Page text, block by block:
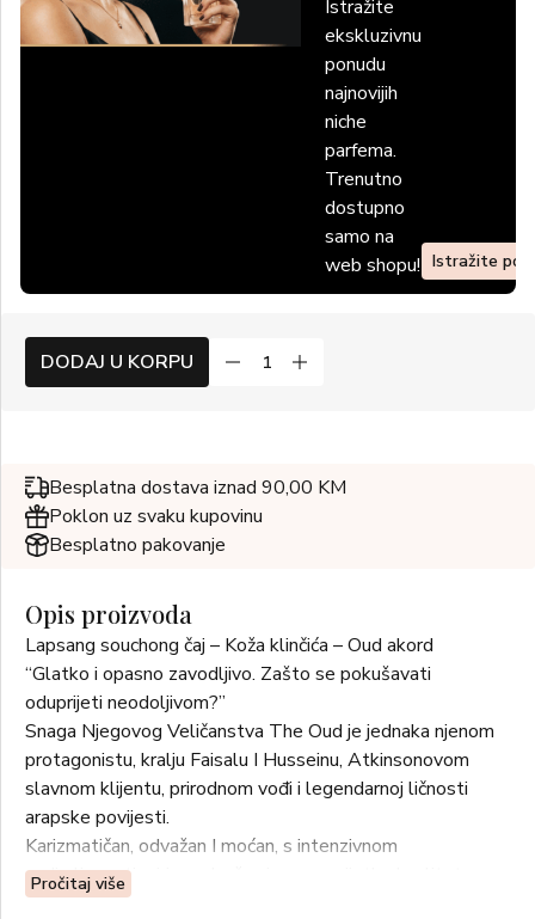
Istražite
ekskluzivnu
ponudu
najnovijih
niche
parfema.
Trenutno
dostupno
samo na
web shopu! Istražite
DODAJ U KORPU
Besplatna dostava iznad 90,00 KM
Poklon uz svaku kupovinu
Besplatno pakovanje
Opis proizvoda
Lapsang souchong čaj – Koža klinčića – Oud akord
“Glatko i opasno zavodljivo. Zašto se pokušavati
oduprijeti neodoljivom?”
Snaga Njegovog Veličanstva The Oud je jednaka njenom
protagonistu, kralju Faisalu I Husseinu, Atkinsonovom
slavnom klijentu, prirodnom vođi i legendarnoj ličnosti
arapske povijesti.
Karizmatičan, odvažan I moćan, s intenzivnom
zadimljenosti mirisa odvažan je savez rijetke kvalitete
prirodne esencije ouda iz Laosa zajedno s iznimno
Pročitaj više